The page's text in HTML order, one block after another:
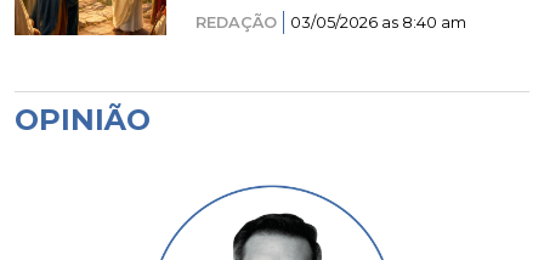
REDAÇÃO 03/05/2026 as 8:40 am
OPINIÃO